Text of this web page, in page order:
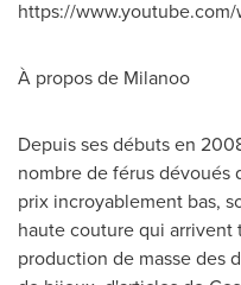
https://www.youtube.com/
À propos de Milanoo
Depuis ses débuts en
nombre de férus dévoués
prix incroyablement bas,
haute couture qui
production de masse des